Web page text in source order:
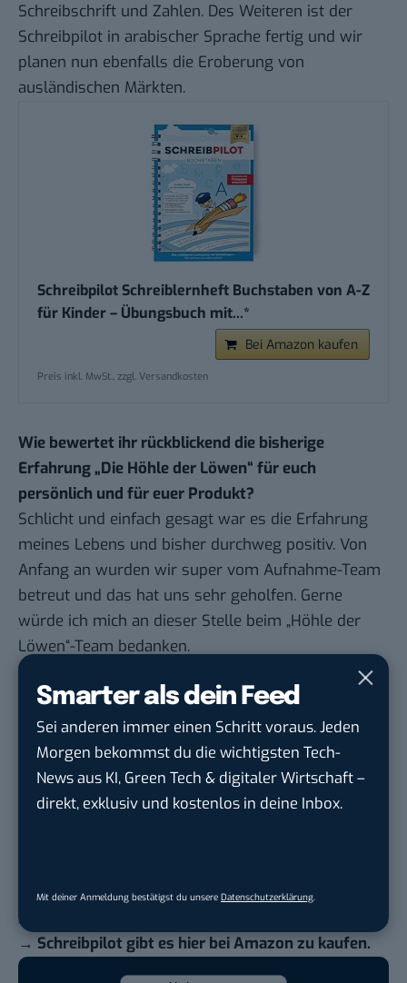
Smarter als dein Feed
Sei anderen immer einen Schritt voraus. Jeden
Morgen bekommst du die wichtigsten Tech-
News aus KI, Green Tech & digitaler Wirtschaft –
direkt, exklusiv und kostenlos in deine Inbox.
Mit deiner Anmeldung bestätigst du unsere Datenschutzerklärung
Schreibschrift und Zahlen. Des Weiteren ist der
Schreibpilot in arabischer Sprache fertig und wir
planen nun ebenfalls die Eroberung von
ausländischen Märkten.
Schreibpilot Schreiblernheft Buchstaben von A-Z
für Kinder – Übungsbuch mit...*
Bei Amazon kaufen
Preis inkl. MwSt., zzgl. Versandkosten
Wie bewertet ihr rückblickend die bisherige
Erfahrung „Die Höhle der Löwen“ für euch
persönlich und für euer Produkt?
Schlicht und einfach gesagt war es die Erfahrung
meines Lebens und bisher durchweg positiv. Von
Anfang an wurden wir super vom Aufnahme-Team
betreut und das hat uns sehr geholfen. Gerne
würde ich mich an dieser Stelle beim „Höhle der
Löwen“-Team bedanken.
Wir konnten den Schreibpiloten weiter verbessern
und haben innerhalb von kürzester Zeit die drei
neuen Hefte entwickelt und produziert. Weitere
Hefte sind von der Konzeption her bereits fertig
und können direkt umgesetzt werden.
Wir haben mehr als genug weitere Ideen und
Vielen Dank für das Gespräch.
→ Schreibpilot gibt es hier bei Amazon zu kaufen.